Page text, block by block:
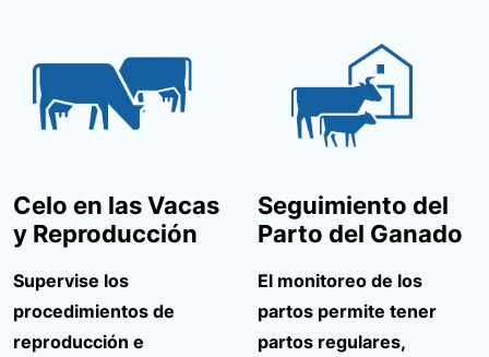
Celo en las Vacas
y Reproducción
Supervise los
procedimientos de
reproducción e
Seguimiento del
Parto del Ganado
El monitoreo de los
partos permite tener
partos regulares,